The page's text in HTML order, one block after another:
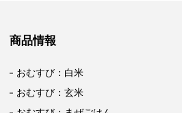
商品情報
おむすび：白米
おむすび：玄米